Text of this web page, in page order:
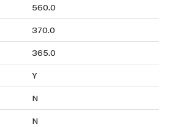
560.0
370.0
365.0
Y
N
N